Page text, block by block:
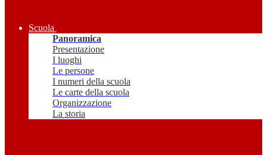
Scuola
Panoramica
Presentazione
I luoghi
Le persone
I numeri della scuola
Le carte della scuola
Organizzazione
La storia